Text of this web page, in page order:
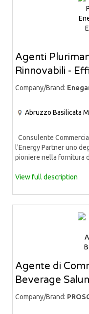
Agenti
Rinnovabili -
Company/Brand:
Abruzzo Basilicata
Consulente
l'Energy Partner uno
pioniere nella fornitura
View full description
Agente di
Beverage
Company/Brand: